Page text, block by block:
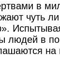
в
чуть
людей в
на